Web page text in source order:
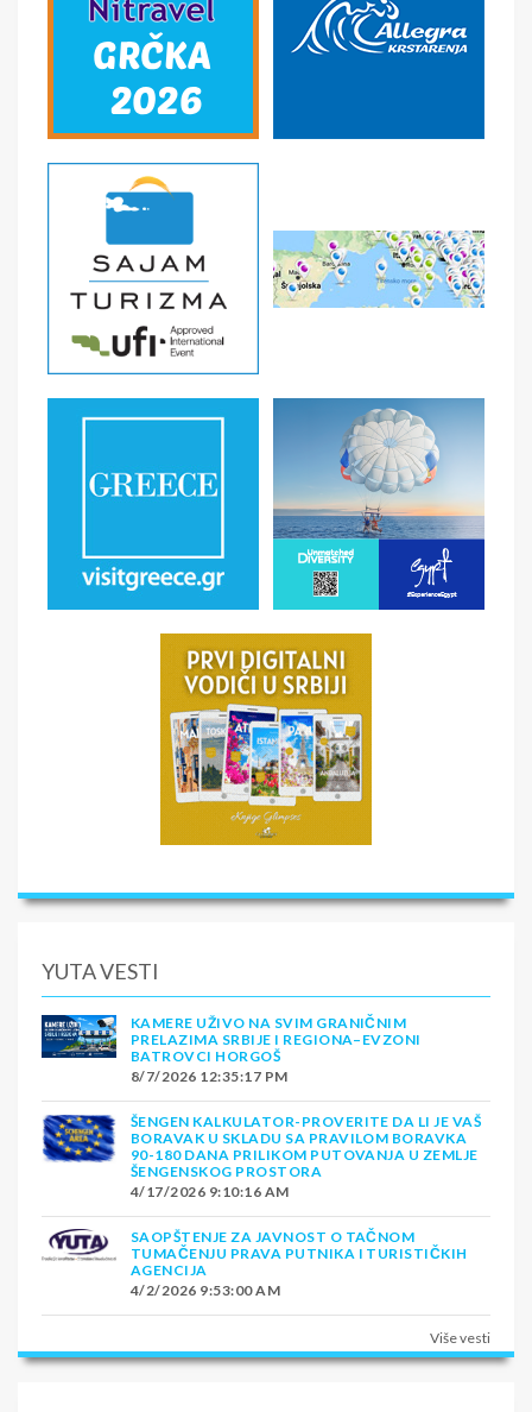
YUTA VESTI
KAMERE UŽIVO NA SVIM GRANIČNIM
PRELAZIMA SRBIJE I REGIONA–EVZONI
BATROVCI HORGOŠ
8/7/2026 12:35:17 PM
ŠENGEN KALKULATOR-PROVERITE DA LI JE VAŠ
BORAVAK U SKLADU SA PRAVILOM BORAVKA
90-180 DANA PRILIKOM PUTOVANJA U ZEMLJE
ŠENGENSKOG PROSTORA
4/17/2026 9:10:16 AM
SAOPŠTENJE ZA JAVNOST O TAČNOM
TUMAČENJU PRAVA PUTNIKA I TURISTIČKIH
AGENCIJA
4/2/2026 9:53:00 AM
Više vesti